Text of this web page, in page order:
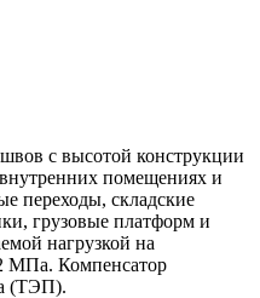
с высотой конструкции
помещениях и
переходы, складские
грузовые платформ и
нагрузкой на
МПа. Компенсатор
(ТЭП).